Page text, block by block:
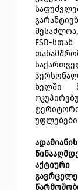
FSB-
ხელში